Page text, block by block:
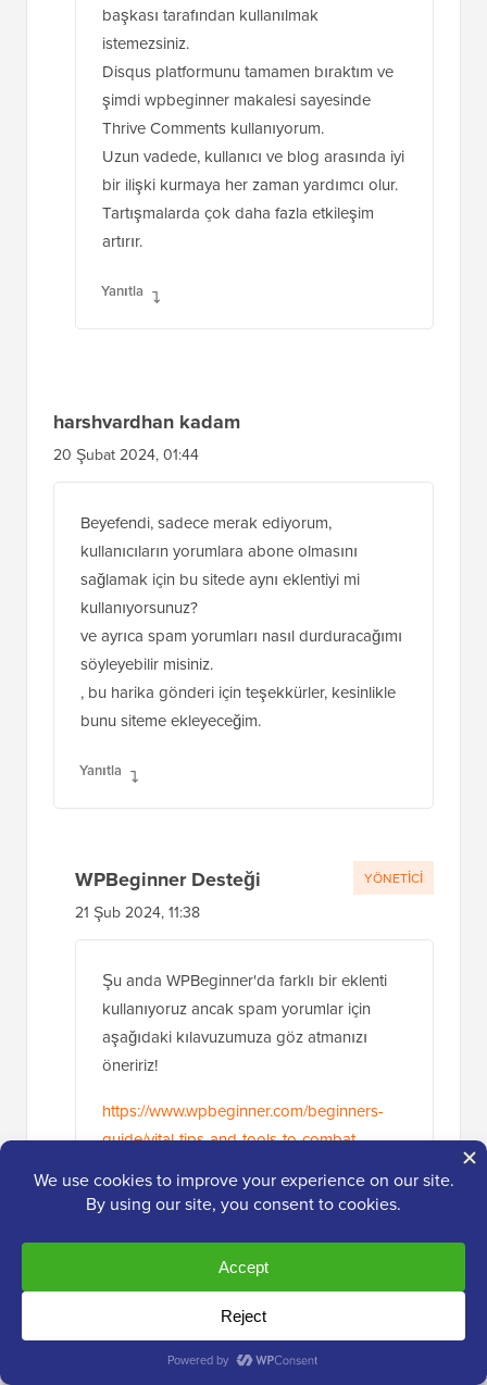
başkası tarafından kullanılmak
istemezsiniz.
Disqus platformunu tamamen bıraktım ve
şimdi wpbeginner makalesi sayesinde
Thrive Comments kullanıyorum.
Uzun vadede, kullanıcı ve blog arasında iyi
bir ilişki kurmaya her zaman yardımcı olur.
Tartışmalarda çok daha fazla etkileşim
artırır.
Yanıtla
harshvardhan kadam
20 Şubat 2024, 01:44
Beyefendi, sadece merak ediyorum,
kullanıcıların yorumlara abone olmasını
sağlamak için bu sitede aynı eklentiyi mi
kullanıyorsunuz?
ve ayrıca spam yorumları nasıl durduracağımı
söyleyebilir misiniz.
, bu harika gönderi için teşekkürler, kesinlikle
bunu siteme ekleyeceğim.
Yanıtla
WPBeginner Desteği
21 Şub 2024, 11:38
Şu anda WPBeginner'da farklı bir eklenti
kullanıyoruz ancak spam yorumlar için
aşağıdaki kılavuzumuza göz atmanızı
öneririz!
https://www.wpbeginner.com/beginners-
guide/vital-tips-and-tools-to-combat-
Yanıtla
YÖNETICI
Valerie